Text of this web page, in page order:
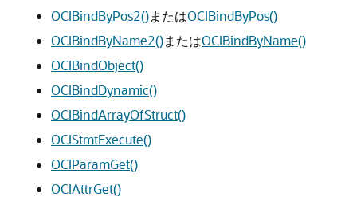
OCIBindByPos2()またはOCIBindByPos()
OCIBindByName2()またはOCIBindByName()
OCIBindObject()
OCIBindDynamic()
OCIBindArrayOfStruct()
OCIStmtExecute()
OCIParamGet()
OCIAttrGet()